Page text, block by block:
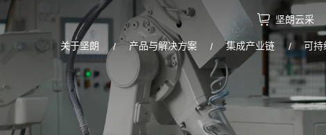
坚朗云采
关于坚朗 产品与解决方案 集成产业链 可持